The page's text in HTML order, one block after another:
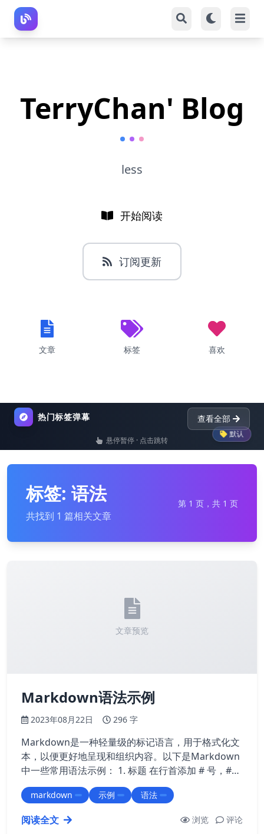
TerryChan' Blog
less
开始阅读
订阅更新
文章 标签 喜欢
热门标签弹幕 查看全部
默认
list nginx dictionary
悬停暂停 · 点击跳转
标签: 语法
共找到 1 篇相关文章
第 1 页，共 1 页
文章预览
Markdown语法示例
2023年08月22日 296 字
Markdown是一种轻量级的标记语言，用于格式化文
本，以便更好地呈现和组织内容。以下是Markdown
中一些常用语法示例： 1. 标题 在行首添加 # 号，#
的数量表示标题的级别，例如： ``` # 一级标题 ## 二
级标题 ### 三级标题 ``` 2. 列表 使用 \* 或 - 开始一行
来创建无序列表，使用数字加 . 开始一行来…
markdown 示例 语法
阅读全文 浏览 评论